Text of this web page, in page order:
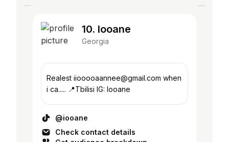
10. Iooane
Georgia
Realest iiooooaannee@gmail.com when
i ca..... 📍Tbilisi IG: Iooane
@iooane
Check contact details